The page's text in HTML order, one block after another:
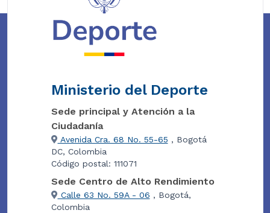
Ministerio del Deporte
Sede principal y Atención a la
Ciudadanía
Avenida Cra. 68 No. 55-65 , Bogotá
DC, Colombia
Código postal: 111071
Sede Centro de Alto Rendimiento
Calle 63 No. 59A - 06 , Bogotá,
Colombia